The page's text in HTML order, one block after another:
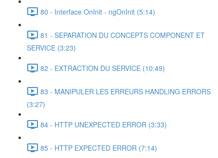
80 - Interface OnInit - ngOnInit (5:14)
81 - SEPARATION DU CONCEPTS COMPONENT ET
SERVICE (3:23)
82 - EXTRACTION DU SERVICE (10:49)
83 - MANIPULER LES ERREURS HANDLING ERRORS
(3:27)
84 - HTTP UNEXPECTED ERROR (3:33)
85 - HTTP EXPECTED ERROR (7:14)